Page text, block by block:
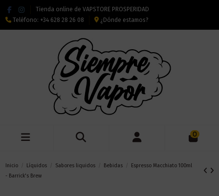
Tienda online de VAPSTORE PROSPERIDAD
Teléfono: +34 628 28 26 08 ¿Dónde estamos?
0
Inicio Líquidos Sabores liquidos Bebidas
Espresso Macchiato 100ml
- Barrick's Brew